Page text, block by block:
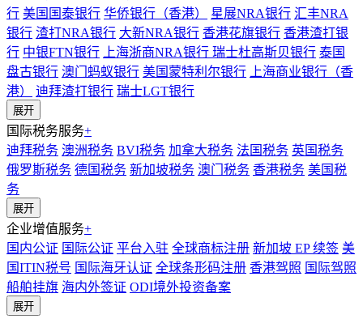
行 美国国泰银行 华侨银行（香港） 星展NRA银行 汇丰NRA
银行 渣打NRA银行 大新NRA银行 香港花旗银行 香港渣打银
行 中银FTN银行 上海浙商NRA银行 瑞士杜高斯贝银行 泰国
盘古银行 澳门蚂蚁银行 美国蒙特利尔银行
上海商业银行（香
港）
迪拜渣打银行 瑞士LGT银行
展开
国际税务服务+
迪拜税务 澳洲税务 BVI税务 加拿大税务 法国税务 英国税务
俄罗斯税务 德国税务 新加坡税务 澳门税务 香港税务 美国税
务
展开
企业增值服务+
国内公证 国际公证 平台入驻 全球商标注册 新加坡 EP 续签 美
国ITIN税号 国际海牙认证 全球条形码注册 香港驾照 国际驾照
船舶挂旗 海内外签证 ODI境外投资备案
展开